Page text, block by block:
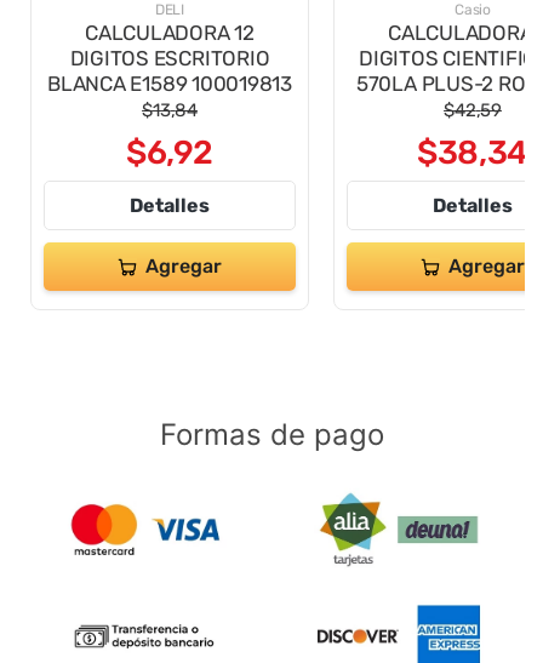
DELI
CALCULADORA 12
DIGITOS ESCRITORIO
BLANCA E1589 100019813
$13,84
$6,92
Detalles
Agregar
Casio
CALCULADORA
DIGITOS
570LA PLUS-2
FUNCIONES
$42,59
$38,34
Detalles
Agregar
Formas de pago